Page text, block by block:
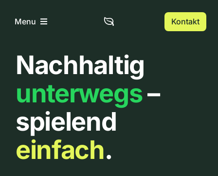
InhaltMenu
Home
Über uns
Urbanlist
Kontakt
Nachhaltig
unterwegs–
spielend
einfach.